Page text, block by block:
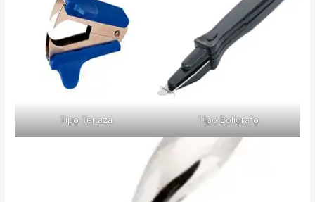
Tipo Tenaza Tipo Boligrafo